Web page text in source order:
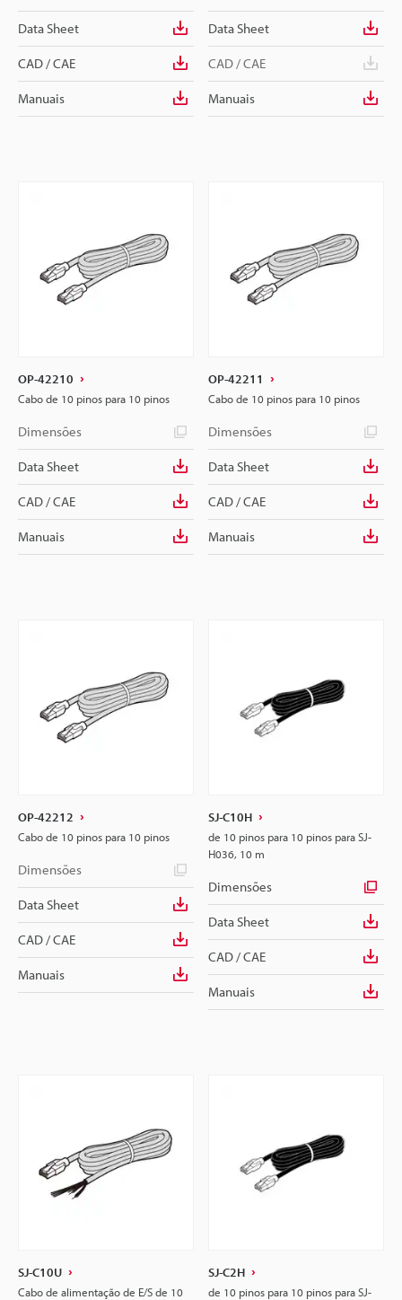
Data Sheet
CAD / CAE
Manuais
Data Sheet
CAD / CAE
Manuais
OP-42210
Cabo de 10 pinos para 10 pinos
Dimensões
Data Sheet
CAD / CAE
Manuais
OP-42211
Cabo de 10 pinos para 10 pinos
Dimensões
Data Sheet
CAD / CAE
Manuais
OP-42212
Cabo de 10 pinos para 10 pinos
Dimensões
Data Sheet
CAD / CAE
Manuais
SJ-C10H
de 10 pinos para 10 pinos para SJ-
H036, 10 m
Dimensões
Data Sheet
CAD / CAE
Manuais
SJ-C10U
Cabo de alimentação de E/S de 10
SJ-C2H
de 10 pinos para 10 pinos para SJ-